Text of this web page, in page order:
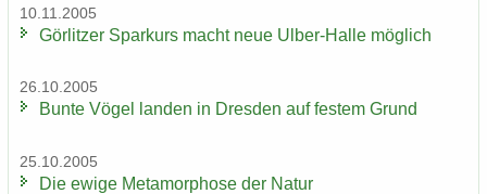
10.11.2005
Gör­lit­zer Spar­kurs macht neue Ulber-​Halle mög­lich
26.10.2005
Bunte Vögel lan­den in Dres­den auf fes­tem Grund
25.10.2005
Die ewige Me­ta­mor­pho­se der Natur